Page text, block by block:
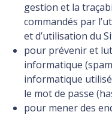
gestion et la
commandés par
et d’utilisation du
pour prévenir et
informatique
informatique
le mot de passe
pour mener des